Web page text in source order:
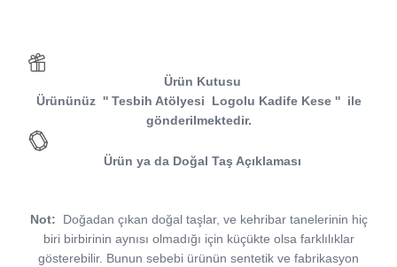
Ürün Kutusu
Ürününüz '' Tesbih Atölyesi Logolu Kadife Kese '' ile
gönderilmektedir.
Ürün ya da Doğal Taş Açıklaması
Not:
Doğadan çıkan doğal taşlar, ve kehribar tanelerinin hiç
biri birbirinin aynısı olmadığı için küçükte olsa farklılıklar
gösterebilir. Bunun sebebi ürünün sentetik ve fabrikasyon